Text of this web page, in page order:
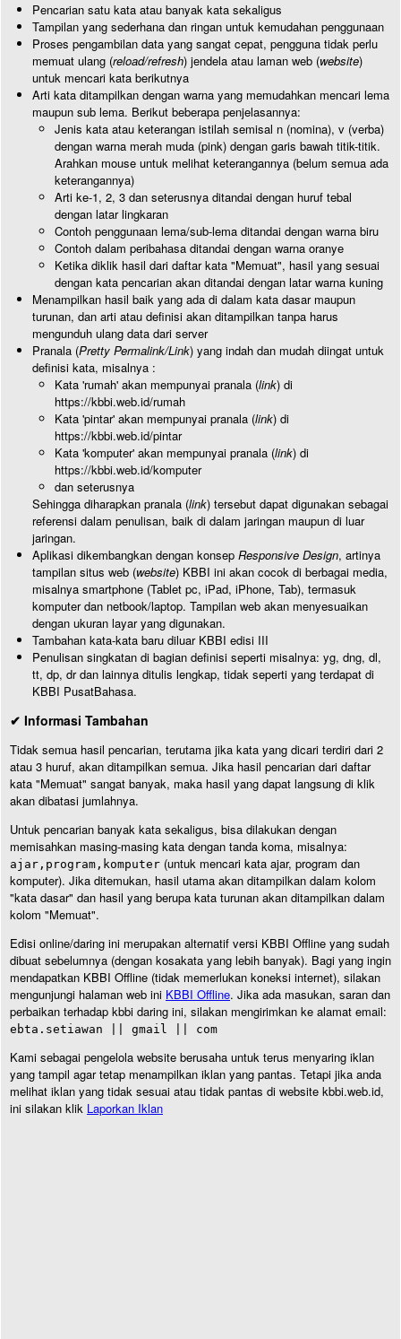
Pencarian satu kata atau banyak kata sekaligus
Tampilan yang sederhana dan ringan untuk kemudahan penggunaan
Proses pengambilan data yang sangat cepat, pengguna tidak perlu
memuat ulang (reload/refresh) jendela atau laman web (website)
untuk mencari kata berikutnya
Arti kata ditampilkan dengan warna yang memudahkan mencari lema
maupun sub lema. Berikut beberapa penjelasannya:
Jenis kata atau keterangan istilah semisal n (nomina), v (verba)
dengan warna merah muda (pink) dengan garis bawah titik-titik.
Arahkan mouse untuk melihat keterangannya (belum semua ada
keterangannya)
Arti ke-1, 2, 3 dan seterusnya ditandai dengan huruf tebal
dengan latar lingkaran
Contoh penggunaan lema/sub-lema ditandai dengan warna biru
Contoh dalam peribahasa ditandai dengan warna oranye
Ketika diklik hasil dari daftar kata "Memuat", hasil yang sesuai
dengan kata pencarian akan ditandai dengan latar warna kuning
Menampilkan hasil baik yang ada di dalam kata dasar maupun
turunan, dan arti atau definisi akan ditampilkan tanpa harus
mengunduh ulang data dari server
Pranala (Pretty Permalink/Link) yang indah dan mudah diingat untuk
definisi kata, misalnya :
Kata 'rumah' akan mempunyai pranala (link) di
https://kbbi.web.id/rumah
Kata 'pintar' akan mempunyai pranala (link) di
https://kbbi.web.id/pintar
Kata 'komputer' akan mempunyai pranala (link) di
https://kbbi.web.id/komputer
dan seterusnya
Sehingga diharapkan pranala (link) tersebut dapat digunakan sebagai
referensi dalam penulisan, baik di dalam jaringan maupun di luar
jaringan.
Aplikasi dikembangkan dengan konsep Responsive Design, artinya
tampilan situs web (website) KBBI ini akan cocok di berbagai media,
misalnya smartphone (Tablet pc, iPad, iPhone, Tab), termasuk
komputer dan netbook/laptop. Tampilan web akan menyesuaikan
dengan ukuran layar yang digunakan.
Tambahan kata-kata baru diluar KBBI edisi III
Penulisan singkatan di bagian definisi seperti misalnya: yg, dng, dl,
tt, dp, dr dan lainnya ditulis lengkap, tidak seperti yang terdapat di
KBBI PusatBahasa.
✔ Informasi Tambahan
Tidak semua hasil pencarian, terutama jika kata yang dicari terdiri dari 2
atau 3 huruf, akan ditampilkan semua. Jika hasil pencarian dari daftar
kata "Memuat" sangat banyak, maka hasil yang dapat langsung di klik
akan dibatasi jumlahnya.
Untuk pencarian banyak kata sekaligus, bisa dilakukan dengan
memisahkan masing-masing kata dengan tanda koma, misalnya:
ajar,program,komputer (untuk mencari kata ajar, program dan
komputer). Jika ditemukan, hasil utama akan ditampilkan dalam kolom
"kata dasar" dan hasil yang berupa kata turunan akan ditampilkan dalam
kolom "Memuat".
Edisi online/daring ini merupakan alternatif versi KBBI Offline yang sudah
dibuat sebelumnya (dengan kosakata yang lebih banyak). Bagi yang ingin
mendapatkan KBBI Offline (tidak memerlukan koneksi internet), silakan
mengunjungi halaman web ini KBBI Offline. Jika ada masukan, saran dan
perbaikan terhadap kbbi daring ini, silakan mengirimkan ke alamat email:
ebta.setiawan || gmail || com
Kami sebagai pengelola website berusaha untuk terus menyaring iklan
yang tampil agar tetap menampilkan iklan yang pantas. Tetapi jika anda
melihat iklan yang tidak sesuai atau tidak pantas di website kbbi.web.id,
ini silakan klik Laporkan Iklan